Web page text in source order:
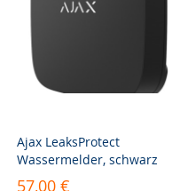
Ajax LeaksProtect
Wassermelder, schwarz
57,00 €